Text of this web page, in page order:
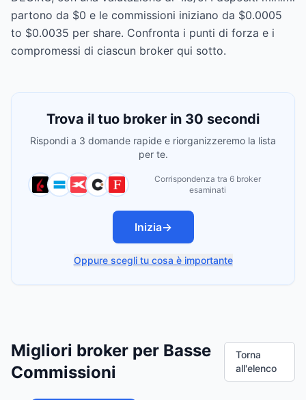
partono da $0 e le commissioni iniziano da $0.0005
to $0.0035 per share. Confronta i punti di forza e i
compromessi di ciascun broker qui sotto.
Trova il tuo broker in 30 secondi
Rispondi a 3 domande rapide e riorganizzeremo la lista
per te.
Corrispondenza tra 6 broker
esaminati
Inizia→
Oppure scegli tu cosa è importante
Migliori broker per Basse
Commissioni
Torna
all'elenco